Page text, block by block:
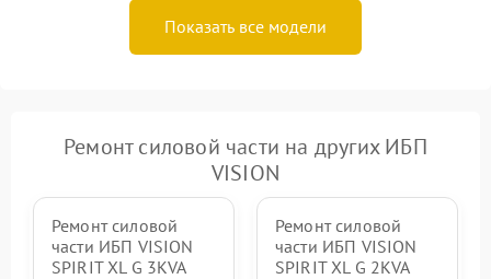
Повреждение системы
защиты от перегрева
перенапряжения
Показать все модели
Ремонт силовой части на других ИБП
VISION
Ремонт силовой
части ИБП VISION
SPIRIT XL G 3KVA
Ремонт силовой
части ИБП VISION
SPIRIT XL G 2KVA